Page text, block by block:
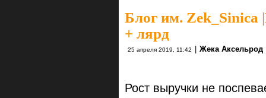
Блог им. Zek_Sinica |
+ лярд
25 апреля 2019, 11:42 Жека Аксельрод
Рост выручки не